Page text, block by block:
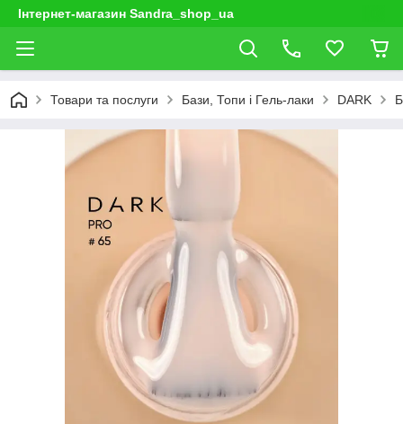
Інтернет-магазин Sandra_shop_ua
Товари та послуги Бази, Топи і Гель-лаки DARK